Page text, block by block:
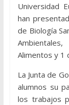
Universidad
han
de Biología
Alimentos y 1
La Junta de
alumnos su
los trabajos